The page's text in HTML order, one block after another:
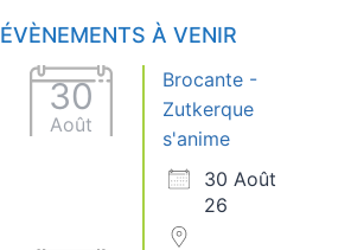
ÉVÈNEMENTS À VENIR
30
Août
Brocante -
Zutkerque
s'anime
30 Août
26